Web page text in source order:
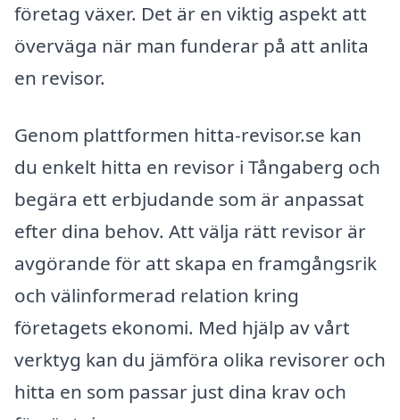
företag växer. Det är en viktig aspekt att
överväga när man funderar på att anlita
en revisor.
Genom plattformen hitta-revisor.se kan
du enkelt hitta en revisor i Tångaberg och
begära ett erbjudande som är anpassat
efter dina behov. Att välja rätt revisor är
avgörande för att skapa en framgångsrik
och välinformerad relation kring
företagets ekonomi. Med hjälp av vårt
verktyg kan du jämföra olika revisorer och
hitta en som passar just dina krav och